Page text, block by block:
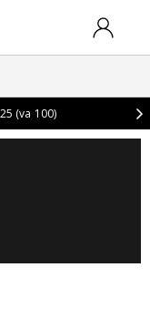
(va 100)